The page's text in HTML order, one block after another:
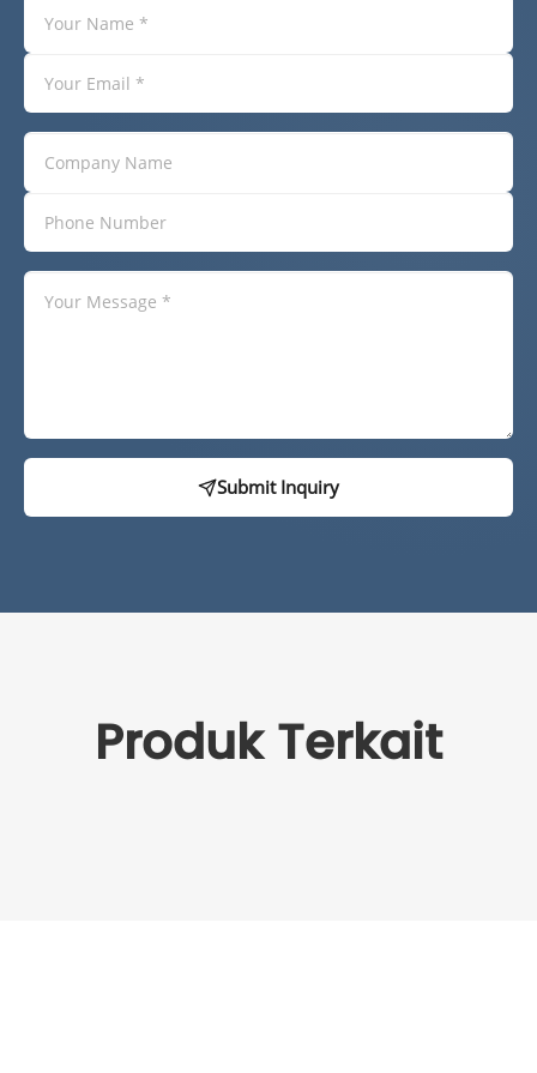
Submit Inquiry
Produk Terkait